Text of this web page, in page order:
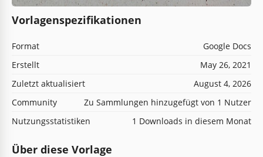
Vorlagenspezifikationen
Format
Google Docs
Erstellt
May 26, 2021
Zuletzt aktualisiert
August 4, 2026
Community
Zu Sammlungen hinzugefügt von 1 Nutzer
Nutzungsstatistiken
1 Downloads in diesem Monat
Über diese Vorlage